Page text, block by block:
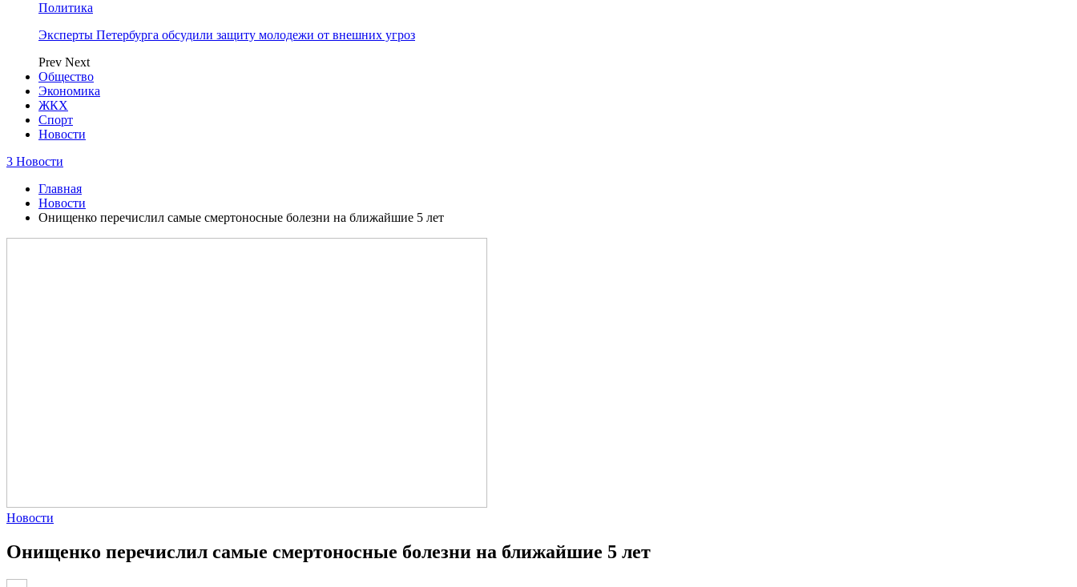
Политика
Эксперты Петербурга обсудили защиту молодежи от внешних угроз
Prev Next
Общество
Экономика
ЖКХ
Спорт
Новости
3 Новости
Главная
Новости
Онищенко перечислил самые смертоносные болезни на ближайшие 5 лет
Новости
Онищенко перечислил самые смертоносные болезни на ближайшие 5 лет